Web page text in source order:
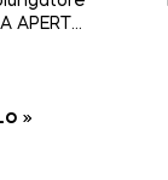
APERTA